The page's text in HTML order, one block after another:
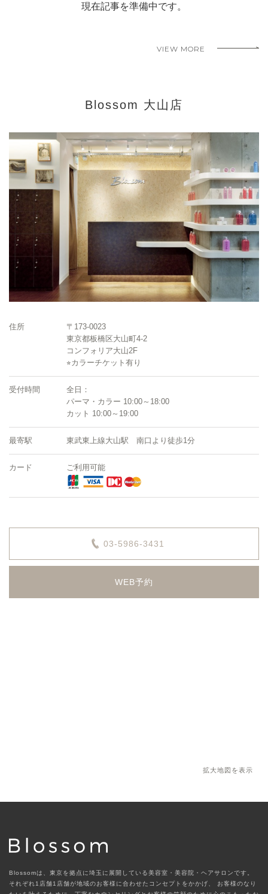
現在記事を準備中です。
VIEW MORE
Blossom 大山店
住所
〒173-0023
東京都板橋区大山町4-2
コンフォリア大山2F
⭐︎カラーチケット有り
受付時間
全日：
パーマ・カラー 10:00～18:00
カット 10:00～19:00
最寄駅 東武東上線大山駅 南口より徒歩1分
カード ご利用可能
03-5986-3431
WEB予約
拡大地図を表示
Blossomは、東京を拠点に埼玉に展開している美容室・美容院・ヘアサロンです。
それぞれ1店舗1店舗が地域のお客様に合わせたコンセプトをかかげ、
お客様のなり